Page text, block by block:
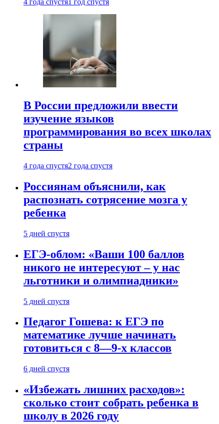
4 года спустя 1 год спустя
В России предложили ввести
изучение языков
программирования во всех школах
страны
4 года спустя2 года спустя
Россиянам объяснили, как
распознать сотрясение мозга у
ребенка
5 дней спустя
ЕГЭ-облом: «Ваши 100 баллов
никого не интересуют – у нас
льготники и олимпиадники»
5 дней спустя
Педагог Гошева: к ЕГЭ по
математике лучше начинать
готовиться с 8—9-х классов
6 дней спустя
«Избежать лишних расходов»:
сколько стоит собрать ребенка в
школу в 2026 году